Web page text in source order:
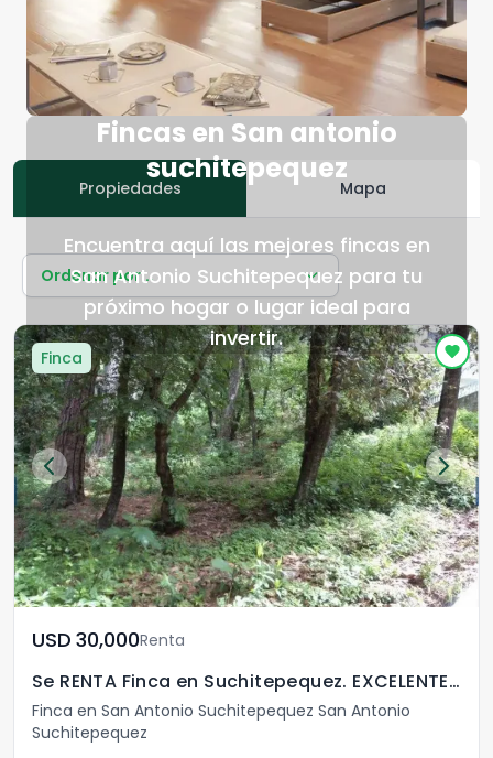
Fincas en San antonio
suchitepequez
Encuentra aquí las mejores fincas en
San Antonio Suchitepequez para tu
próximo hogar o lugar ideal para
invertir.
Propiedades Mapa
Ordenar por...
Finca
USD	30,000Renta
Se RENTA Finca en Suchitepequez. EXCELENTE UBICACIÓN,
Finca en San Antonio Suchitepequez San Antonio
Suchitepequez